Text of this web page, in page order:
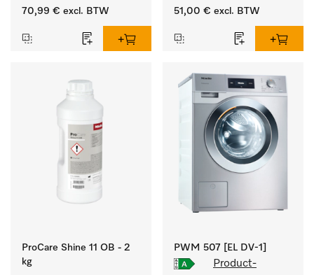
laboratoriumglaswerk en -
70,99 € excl. BTW
reiniging van sterk
bestek en glazen.
51,00 € excl. BTW
ProCare Shine 11 OB - 2
kg
PWM 507 [EL DV-1]
Product-